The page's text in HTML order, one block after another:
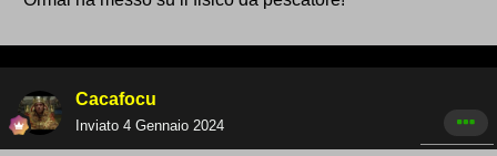
Cacafocu
Inviato 4 Gennaio 2024